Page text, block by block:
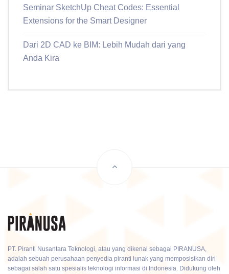
Seminar SketchUp Cheat Codes: Essential
Extensions for the Smart Designer
Dari 2D CAD ke BIM: Lebih Mudah dari yang
Anda Kira
PT. Piranti Nusantara Teknologi, atau yang dikenal sebagai PIRANUSA,
adalah sebuah perusahaan penyedia piranti lunak yang memposisikan diri
sebagai salah satu spesialis teknologi informasi di Indonesia. Didukung oleh